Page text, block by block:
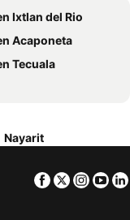
Galápagos
San Cristóbal
Puerto Rico
Japón
Aruba
Ixtlan del Rio
Acaponeta
Tecuala
Nayarit
Facebook
Twitter